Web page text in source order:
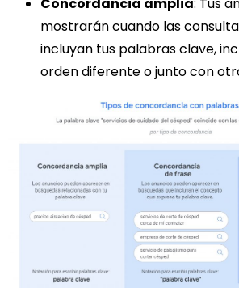
mostrarán cuando las
incluyan tus palabras clave,
orden diferente o junto con